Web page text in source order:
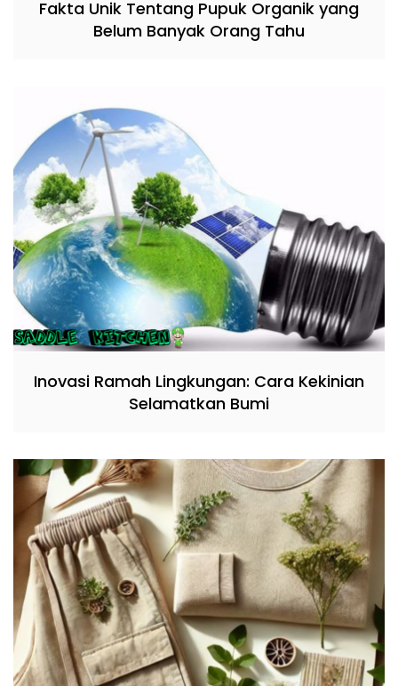
Fakta Unik Tentang Pupuk Organik yang
Belum Banyak Orang Tahu
Inovasi Ramah Lingkungan: Cara Kekinian
Selamatkan Bumi